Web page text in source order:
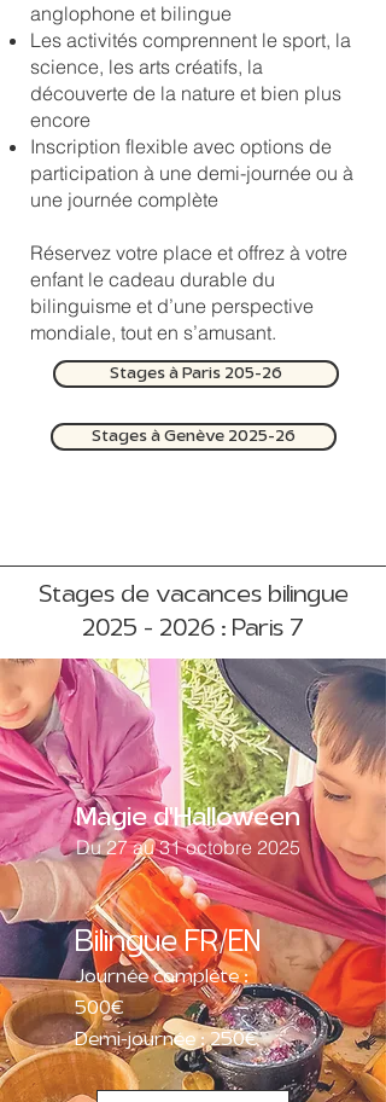
anglophone et bilingue
Les activités comprennent le sport, la
science, les arts créatifs, la
découverte de la nature et bien plus
encore
Inscription flexible avec options de
participation à une demi-journée ou à
une journée complète
Réservez votre place et offrez à votre
enfant le cadeau durable du
bilinguisme et d’une perspective
mondiale, tout en s’amusant.
Stages à Paris 205-26
Stages à Genève 2025-26
Stages de vacances bilingue
2025 - 2026 : Paris 7
Magie d'Halloween
Du 27 au 31 octobre 2025
Bilingue FR/EN
Journée complète :
500€
Demi-journée : 250€